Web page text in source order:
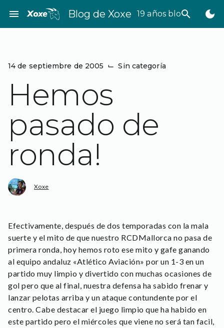
contenido
menu Blog de Xoxe 19 años bloggeando
search dark_mode
14 de septiembre de 2005 ⌙ Sin categoría
Hemos
pasado de
ronda!
Xoxe
Efectivamente, después de dos temporadas con la mala
suerte y el mito de que nuestro RCDMallorca no pasa de
primera ronda, hoy hemos roto ese mito y gafe ganando
al equipo andaluz «Atlético Aviación» por un 1-3 en un
partido muy limpio y divertido con muchas ocasiones de
gol pero que al final, nuestra defensa ha sabido frenar y
lanzar pelotas arriba y un ataque contundente por el
centro. Cabe destacar el juego limpio que ha habido en
este partido pero el miércoles que viene no será tan facil,